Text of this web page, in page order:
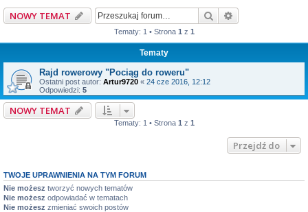
NOWY TEMAT Szukaj
Tematy: 1 • Strona 1 z 1
Tematy
Rajd rowerowy "Pociąg do roweru"
Ostatni post autor: Artur9720 « 24 cze 2016, 12:12
Odpowiedzi: 5
NOWY TEMAT
Tematy: 1 • Strona 1 z 1
Przejdź do
TWOJE UPRAWNIENIA NA TYM FORUM
Nie możesz tworzyć nowych tematów
Nie możesz odpowiadać w tematach
Nie możesz zmieniać swoich postów